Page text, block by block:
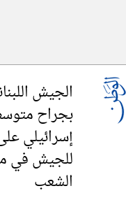
الجيش
بجراح
إسرائيلي
للجيش في
الشعب